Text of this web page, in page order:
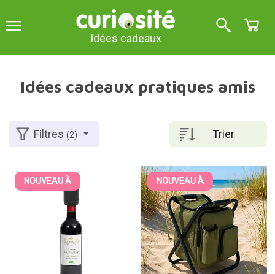
Idées cadeaux
Idées cadeaux pratiques amis
Trier
Filtres(2)
NOUVEAU À NOUVEAU À